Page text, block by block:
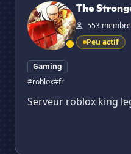
The
553
Peu actif
Gaming
#roblox#fr
Serveur roblox king